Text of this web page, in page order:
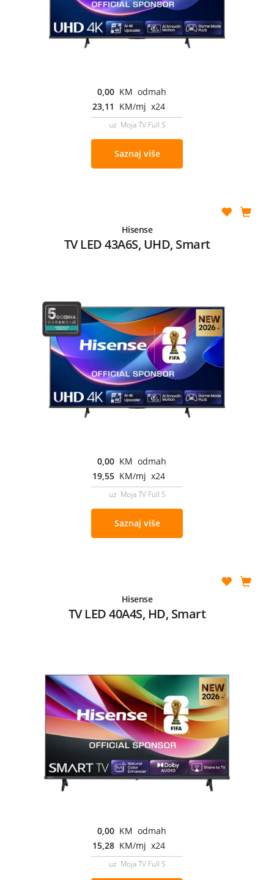
0,00 KM odmah
23,11 KM/mj x24
uz Moja TV Full S
Saznaj više
Hisense
TV LED 43A6S, UHD, Smart
0,00 KM odmah
19,55 KM/mj x24
uz Moja TV Full S
Saznaj više
Hisense
TV LED 40A4S, HD, Smart
0,00 KM odmah
15,28 KM/mj x24
uz Moja TV Full S